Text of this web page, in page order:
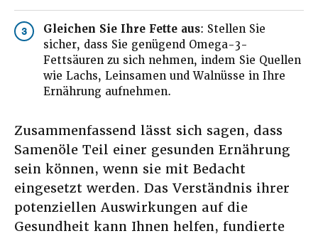
3 Gleichen Sie Ihre Fette aus: Stellen Sie
sicher, dass Sie genügend Omega-3-
Fettsäuren zu sich nehmen, indem Sie Quellen
wie Lachs, Leinsamen und Walnüsse in Ihre
Ernährung aufnehmen.
Zusammenfassend lässt sich sagen, dass
Samenöle Teil einer gesunden Ernährung
sein können, wenn sie mit Bedacht
eingesetzt werden. Das Verständnis ihrer
potenziellen Auswirkungen auf die
Gesundheit kann Ihnen helfen, fundierte